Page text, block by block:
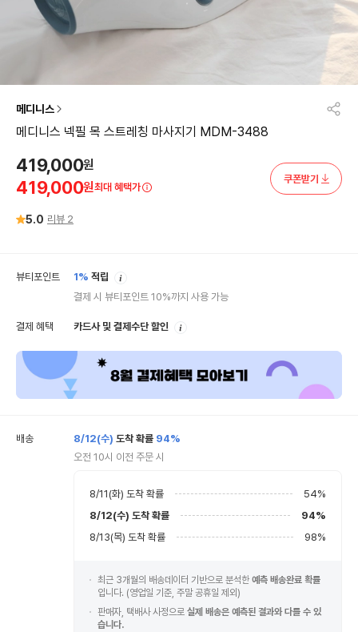
메디니스
메디니스 넥필 목 스트레칭 마사지기 MDM-3488
419,000원
419,000원최대 혜택가
쿠폰받기
5.0 리뷰 2
뷰티포인트 1% 적립
결제 시 뷰티포인트 10%까지 사용 가능
결제 혜택 카드사 및 결제수단 할인
배송 8/12(수) 도착 확률 94%
오전 10시 이전 주문 시
8/11(화) 도착 확률 54%
8/12(수) 도착 확률 94%
8/13(목) 도착 확률 98%
최근 3개월의 배송데이터 기반으로 분석한 예측 배송완료 확률
입니다. (영업일 기준, 주말 공휴일 제외)
판매자, 택배사 사정으로 실제 배송은 예측된 결과와 다를 수 있
습니다.